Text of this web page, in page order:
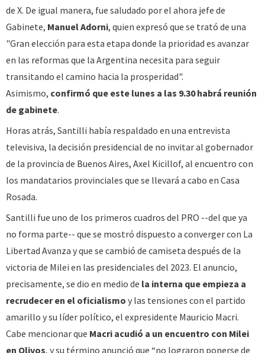
de X. De igual manera, fue saludado por el ahora jefe de
Gabinete, Manuel Adorni, quien expresó que se trató de una
"Gran elección para esta etapa donde la prioridad es avanzar
en las reformas que la Argentina necesita para seguir
transitando el camino hacia la prosperidad".
Asimismo, confirmó que este lunes a las 9.30 habrá reunión
de gabinete.
Horas atrás, Santilli había respaldado en una entrevista
televisiva, la decisión presidencial de no invitar al gobernador
de la provincia de Buenos Aires, Axel Kicillof, al encuentro con
los mandatarios provinciales que se llevará a cabo en Casa
Rosada.
Santilli fue uno de los primeros cuadros del PRO --del que ya
no forma parte-- que se mostró dispuesto a converger con La
Libertad Avanza y que se cambió de camiseta después de la
victoria de Milei en las presidenciales del 2023. El anuncio,
precisamente, se dio en medio de la interna que empieza a
recrudecer en el oficialismo y las tensiones con el partido
amarillo y su líder político, el expresidente Mauricio Macri.
Cabe mencionar que Macri acudió a un encuentro con Milei
en Olivos, y su término anunció que “no lograron ponerse de